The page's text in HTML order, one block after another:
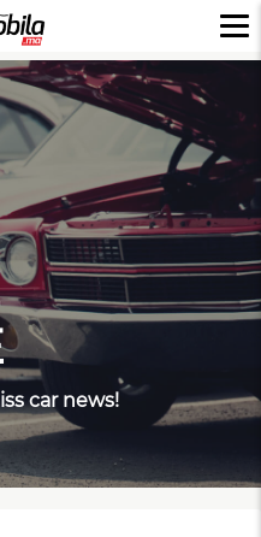
car news!